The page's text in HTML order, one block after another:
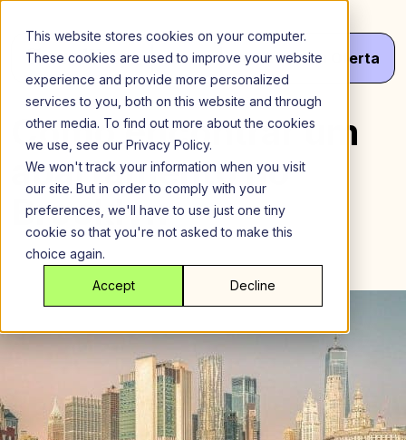
This website stores cookies on your computer.
These cookies are used to improve your website
experience and provide more personalized
services to you, both on this website and through
other media. To find out more about the cookies
we use, see our Privacy Policy.
We won't track your information when you visit
our site. But in order to comply with your
preferences, we'll have to use just one tiny
cookie so that you're not asked to make this
choice again.
Accept Decline
Ir
conteúdo
Menu ObterSeu Oferta
Como encontrar um
apartamento no
Brooklyn